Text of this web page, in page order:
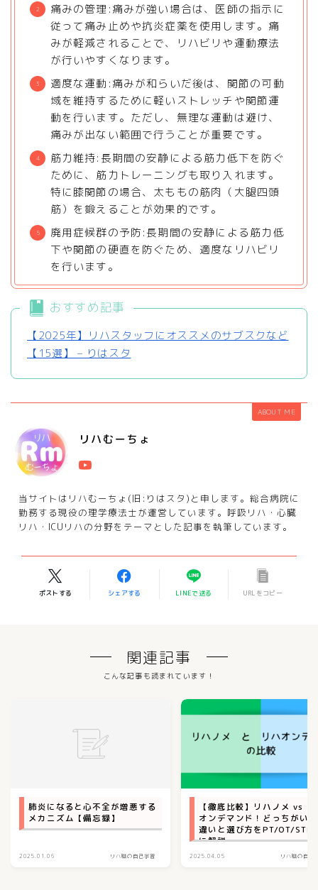
痛みの管理:痛みが強い場合は、医師の指示に
従って痛み止めや抗炎症薬を使用します。痛
みが軽減されることで、リハビリや運動療法
が行いやすくなります。
適度な運動:痛みが和らいだ後は、関節の可動
域を維持するために軽いストレッチや関節運
動を行います。ただし、無理な運動は避け、
痛みが出ない範囲で行うことが重要です。
筋力維持:長期間の安静による筋力低下を防ぐ
ために、筋力トレーニングも取り入れます。
特に膝関節の場合、太ももの筋肉（大腿四頭
筋）を鍛えることが効果的です。
廃用症候群の予防:長期間の安静による筋力低
下や関節の硬直を防ぐため、適度なリハビリ
を行います。
おすすめ記事
【2025年】リハスタッフにオススメのサブスクなど
【15選】 – りはスタ
ABOUT ME
リハむーちょ
当サイトはリハむーちょ(旧:りはスタ)と申します。総合病院に
勤務する現役の理学療法士が運営しています。呼吸リハ・心臓
リハ・ICUリハの分野をテーマとした記事を執筆しています。
ポストする シェアする LINEで送る URLをコピー
関連記事
こんな記事も読まれています！
肺炎になると心不全が増悪する
メカニズム【備忘録】
2025.01.06 リハ職の自己学習
【徹底比較】リハノメ vs リ
オンデマンド！どっちがい
違いと選び方をPT/OT/ST向
に解説
2025.04.05 リハ職の自己